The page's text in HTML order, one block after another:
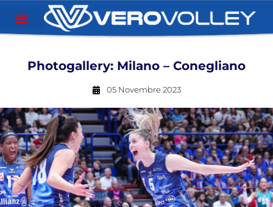
Photogallery: Milano – Conegliano
05 Novembre 2023